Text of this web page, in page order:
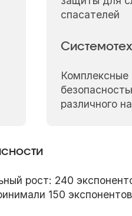
спасателей
Комплексные
различного
рост: 240
150